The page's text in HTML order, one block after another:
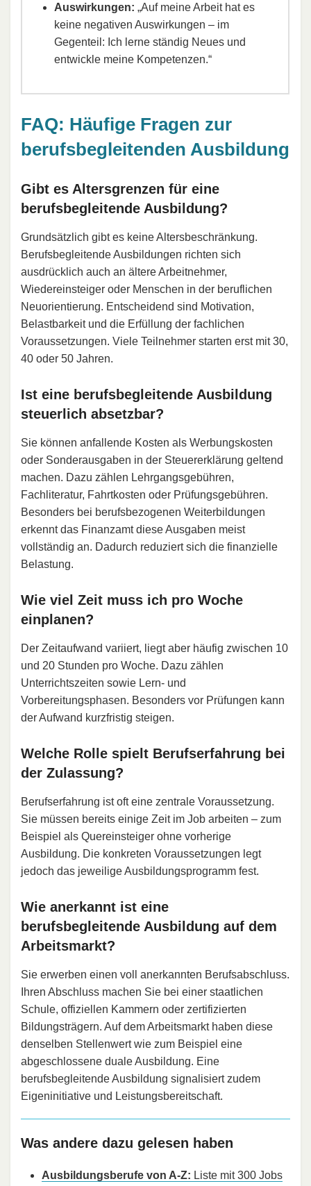
Auswirkungen: „Auf meine Arbeit hat es
keine negativen Auswirkungen – im
Gegenteil: Ich lerne ständig Neues und
entwickle meine Kompetenzen.“
FAQ: Häufige Fragen zur
berufsbegleitenden Ausbildung
Gibt es Altersgrenzen für eine
berufsbegleitende Ausbildung?
Grundsätzlich gibt es keine Altersbeschränkung.
Berufsbegleitende Ausbildungen richten sich
ausdrücklich auch an ältere Arbeitnehmer,
Wiedereinsteiger oder Menschen in der beruflichen
Neuorientierung. Entscheidend sind Motivation,
Belastbarkeit und die Erfüllung der fachlichen
Voraussetzungen. Viele Teilnehmer starten erst mit 30,
40 oder 50 Jahren.
Ist eine berufsbegleitende Ausbildung
steuerlich absetzbar?
Sie können anfallende Kosten als Werbungskosten
oder Sonderausgaben in der Steuererklärung geltend
machen. Dazu zählen Lehrgangsgebühren,
Fachliteratur, Fahrtkosten oder Prüfungsgebühren.
Besonders bei berufsbezogenen Weiterbildungen
erkennt das Finanzamt diese Ausgaben meist
vollständig an. Dadurch reduziert sich die finanzielle
Belastung.
Wie viel Zeit muss ich pro Woche
einplanen?
Der Zeitaufwand variiert, liegt aber häufig zwischen 10
und 20 Stunden pro Woche. Dazu zählen
Unterrichtszeiten sowie Lern- und
Vorbereitungsphasen. Besonders vor Prüfungen kann
der Aufwand kurzfristig steigen.
Welche Rolle spielt Berufserfahrung bei
der Zulassung?
Berufserfahrung ist oft eine zentrale Voraussetzung.
Sie müssen bereits einige Zeit im Job arbeiten – zum
Beispiel als Quereinsteiger ohne vorherige
Ausbildung. Die konkreten Voraussetzungen legt
jedoch das jeweilige Ausbildungsprogramm fest.
Wie anerkannt ist eine
berufsbegleitende Ausbildung auf dem
Arbeitsmarkt?
Sie erwerben einen voll anerkannten Berufsabschluss.
Ihren Abschluss machen Sie bei einer staatlichen
Schule, offiziellen Kammern oder zertifizierten
Bildungsträgern. Auf dem Arbeitsmarkt haben diese
denselben Stellenwert wie zum Beispiel eine
abgeschlossene duale Ausbildung. Eine
berufsbegleitende Ausbildung signalisiert zudem
Eigeninitiative und Leistungsbereitschaft.
Was andere dazu gelesen haben
Ausbildungsberufe von A-Z: Liste mit 300 Jobs